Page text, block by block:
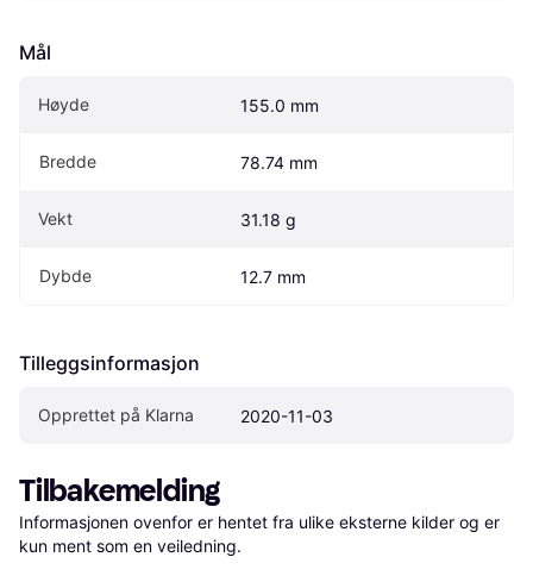
Mål
Høyde 155.0 mm
Bredde 78.74 mm
Vekt 31.18 g
Dybde 12.7 mm
Tilleggsinformasjon
Opprettet på Klarna 2020-11-03
Tilbakemelding
Informasjonen ovenfor er hentet fra ulike eksterne kilder og er
kun ment som en veiledning.